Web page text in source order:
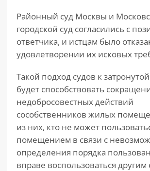
Районный суд Москвы и
городской суд согласились с
ответчика, и истцам было
удовлетворении их исковых
Такой подход судов к
будет способствовать
недобросовестных действий
сособственников жилых
из них, кто не может
помещением в связи с
определения порядка
вправе воспользоваться другим